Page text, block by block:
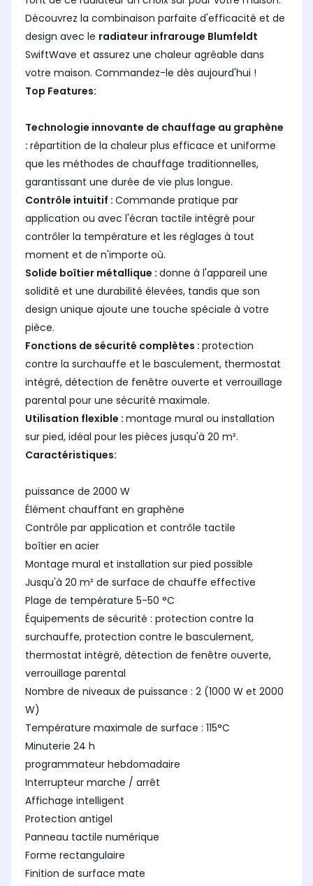
Découvrez la combinaison parfaite d'efficacité et de
design avec le radiateur infrarouge Blumfeldt
SwiftWave et assurez une chaleur agréable dans
votre maison. Commandez-le dès aujourd'hui !
Top Features:
Technologie innovante de chauffage au graphène
: répartition de la chaleur plus efficace et uniforme
que les méthodes de chauffage traditionnelles,
garantissant une durée de vie plus longue.
Contrôle intuitif : Commande pratique par
application ou avec l'écran tactile intégré pour
contrôler la température et les réglages à tout
moment et de n'importe où.
Solide boîtier métallique : donne à l'appareil une
solidité et une durabilité élevées, tandis que son
design unique ajoute une touche spéciale à votre
pièce.
Fonctions de sécurité complètes : protection
contre la surchauffe et le basculement, thermostat
intégré, détection de fenêtre ouverte et verrouillage
parental pour une sécurité maximale.
Utilisation flexible : montage mural ou installation
sur pied, idéal pour les pièces jusqu'à 20 m².
Caractéristiques:
puissance de 2000 W
Élément chauffant en graphène
Contrôle par application et contrôle tactile
boîtier en acier
Montage mural et installation sur pied possible
Jusqu'à 20 m² de surface de chauffe effective
Plage de température 5-50 °C
Équipements de sécurité : protection contre la
surchauffe, protection contre le basculement,
thermostat intégré, détection de fenêtre ouverte,
verrouillage parental
Nombre de niveaux de puissance : 2 (1000 W et 2000
W)
Température maximale de surface : 115°C
Minuterie 24 h
programmateur hebdomadaire
Interrupteur marche / arrêt
Affichage intelligent
Protection antigel
Panneau tactile numérique
Forme rectangulaire
Finition de surface mate